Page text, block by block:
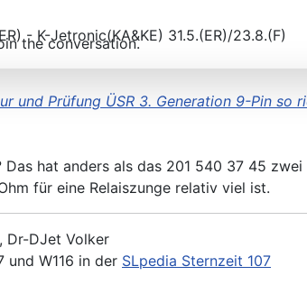
K-Jetronic(KA&KE) 31.5.(ER)/23.8.(F)
the conversation.
und Prüfung ÜSR 3. Generation 9-Pin so
hat anders als das 201 540 37 45
für eine Relaiszunge relativ viel ist.
Dr-DJet Volker
und W116 in der SLpedia Sternzeit 107